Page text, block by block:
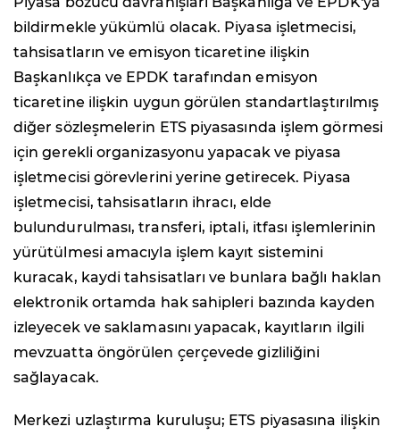
bildirmekle yükümlü olacak. Piyasa işletmecisi,
tahsisatların ve emisyon ticaretine ilişkin
Başkanlıkça ve EPDK tarafından emisyon
ticaretine ilişkin uygun görülen standartlaştırılmış
diğer sözleşmelerin ETS piyasasında işlem görmesi
için gerekli organizasyonu yapacak ve piyasa
işletmecisi görevlerini yerine getirecek. Piyasa
işletmecisi, tahsisatların ihracı, elde
bulundurulması, transferi, iptali, itfası işlemlerinin
yürütülmesi amacıyla işlem kayıt sistemini
kuracak, kaydi tahsisatları ve bunlara bağlı haklan
elektronik ortamda hak sahipleri bazında kayden
izleyecek ve saklamasını yapacak, kayıtların ilgili
mevzuatta öngörülen çerçevede gizliliğini
sağlayacak.
Merkezi uzlaştırma kuruluşu; ETS piyasasına ilişkin